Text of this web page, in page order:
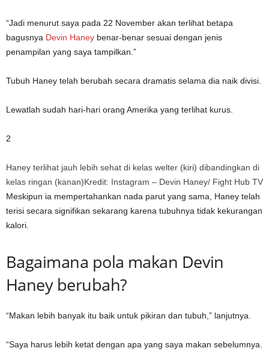
“Jadi menurut saya pada 22 November akan terlihat betapa
bagusnya Devin Haney benar-benar sesuai dengan jenis
penampilan yang saya tampilkan.”
Tubuh Haney telah berubah secara dramatis selama dia naik divisi.
Lewatlah sudah hari-hari orang Amerika yang terlihat kurus.
2
Haney terlihat jauh lebih sehat di kelas welter (kiri) dibandingkan di
kelas ringan (kanan)Kredit: Instagram – Devin Haney/ Fight Hub TV
Meskipun ia mempertahankan nada parut yang sama, Haney telah
terisi secara signifikan sekarang karena tubuhnya tidak kekurangan
kalori.
Bagaimana pola makan Devin
Haney berubah?
“Makan lebih banyak itu baik untuk pikiran dan tubuh,” lanjutnya.
“Saya harus lebih ketat dengan apa yang saya makan sebelumnya.